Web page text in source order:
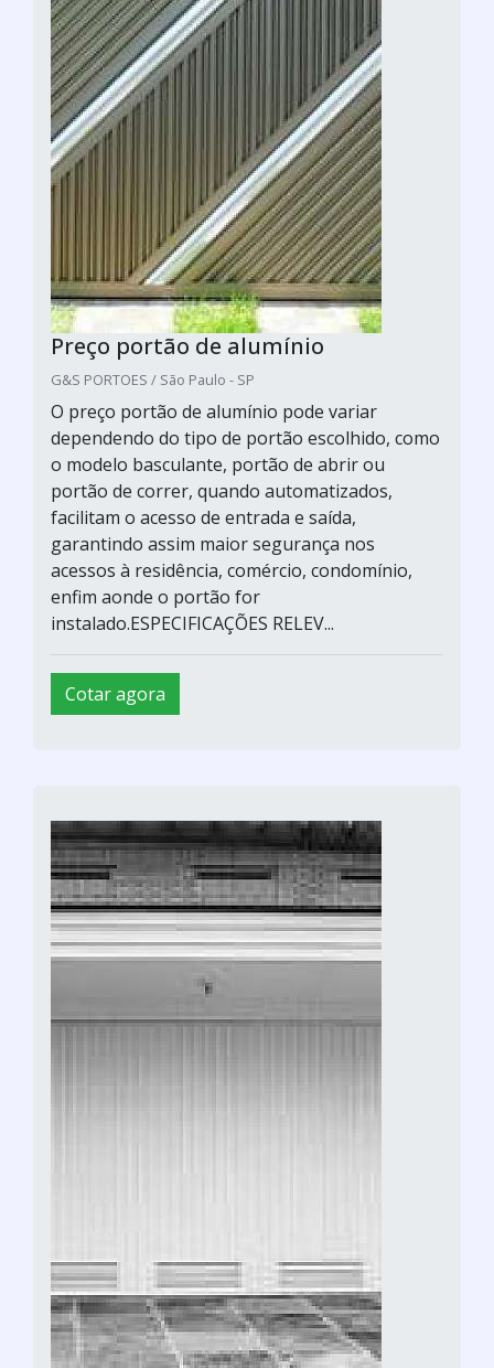
Preço portão de alumínio
G&S PORTOES / São Paulo - SP
O preço portão de alumínio pode variar
dependendo do tipo de portão escolhido, como
o modelo basculante, portão de abrir ou
portão de correr, quando automatizados,
facilitam o acesso de entrada e saída,
garantindo assim maior segurança nos
acessos à residência, comércio, condomínio,
enfim aonde o portão for
instalado.ESPECIFICAÇÕES RELEV...
Cotar agora